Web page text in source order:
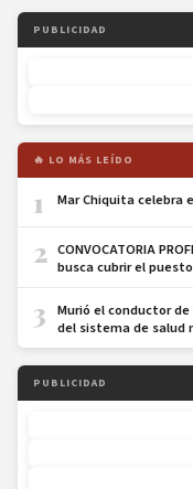
PUBLICIDAD
🔥 LO MÁS LEÍDO
1 Mar Chiquita celebra
2 CONVOCATORIA
busca cubrir el
3
Murió el conductor
del sistema de salud
PUBLICIDAD